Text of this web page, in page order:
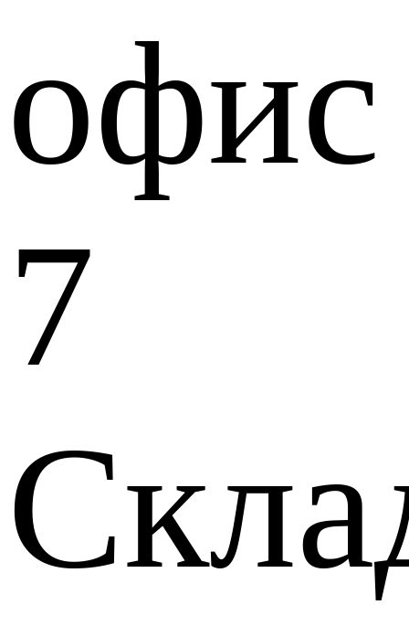
офис
7